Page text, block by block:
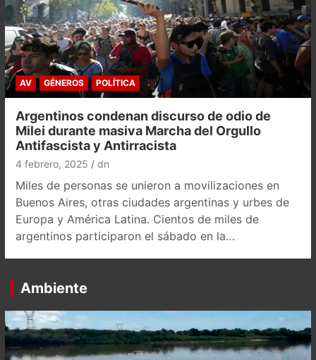
AV GÉNEROS POLÍTICA
Argentinos condenan discurso de odio de
Milei durante masiva Marcha del Orgullo
Antifascista y Antirracista
4 febrero, 2025 dn
Miles de personas se unieron a movilizaciones en
Buenos Aires, otras ciudades argentinas y urbes de
Europa y América Latina. Cientos de miles de
argentinos participaron el sábado en la…
Ambiente